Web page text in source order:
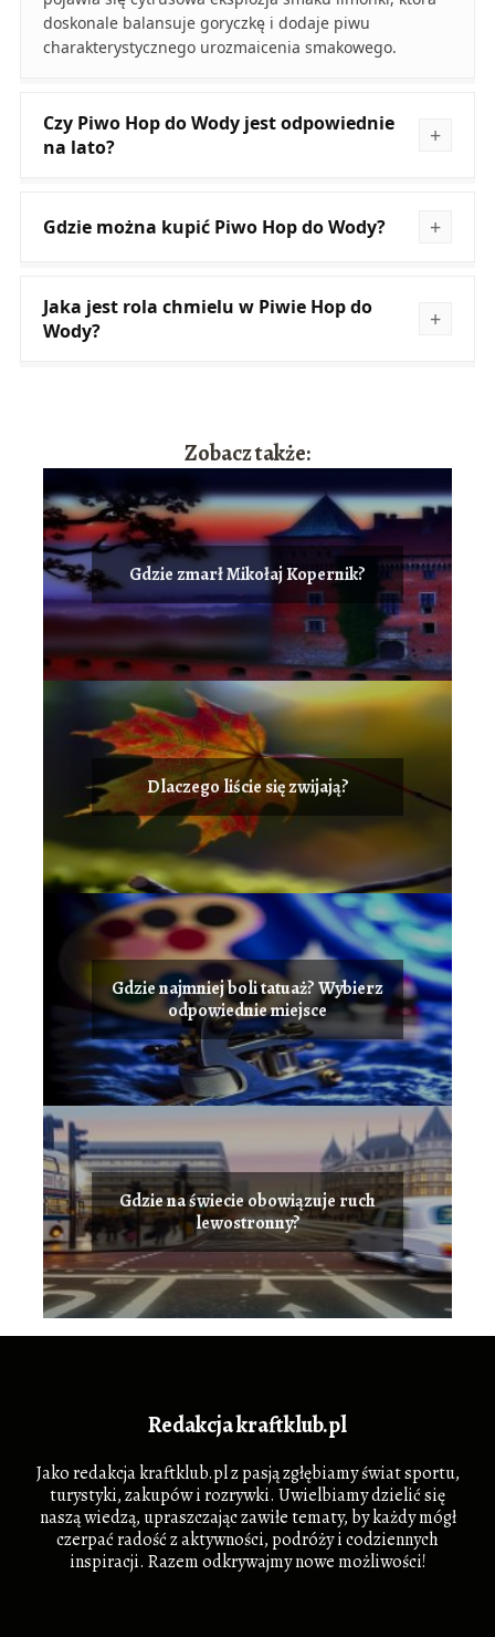
doskonale balansuje goryczkę i dodaje piwu
charakterystycznego urozmaicenia smakowego.
Czy Piwo Hop do Wody jest odpowiednie
na lato?
Gdzie można kupić Piwo Hop do Wody?
Jaka jest rola chmielu w Piwie Hop do
Wody?
Zobacz także:
Gdzie zmarł Mikołaj Kopernik?
Dlaczego liście się zwijają?
Gdzie najmniej boli tatuaż? Wybierz
odpowiednie miejsce
Gdzie na świecie obowiązuje ruch
lewostronny?
Redakcja kraftklub.pl
Jako redakcja kraftklub.pl z pasją zgłębiamy świat sportu,
turystyki, zakupów i rozrywki. Uwielbiamy dzielić się
naszą wiedzą, upraszczając zawiłe tematy, by każdy mógł
czerpać radość z aktywności, podróży i codziennych
inspiracji. Razem odkrywajmy nowe możliwości!